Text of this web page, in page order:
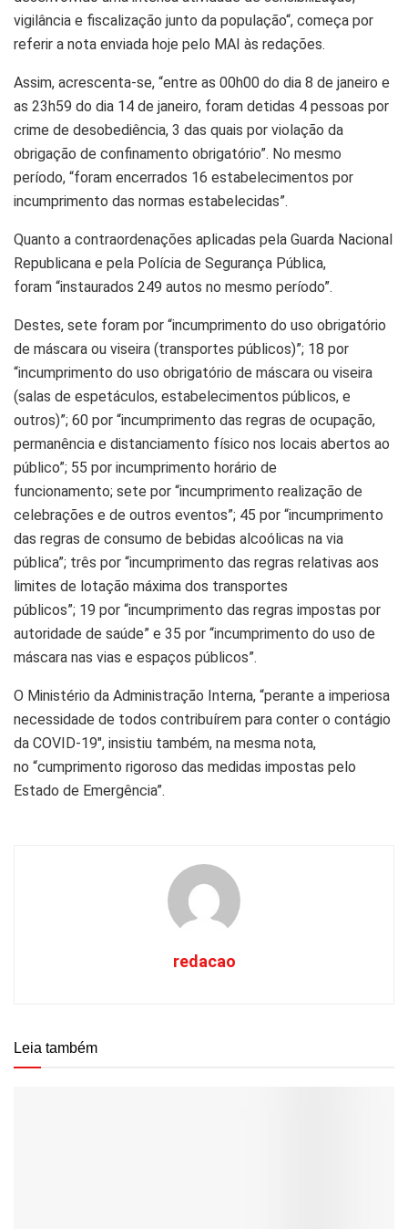
vigilância e fiscalização junto da população“, começa por
referir a nota enviada hoje pelo MAI às redações.
Assim, acrescenta-se, “entre as 00h00 do dia 8 de janeiro e
as 23h59 do dia 14 de janeiro, foram detidas 4 pessoas por
crime de desobediência, 3 das quais por violação da
obrigação de confinamento obrigatório”. No mesmo
período, “foram encerrados 16 estabelecimentos por
incumprimento das normas estabelecidas”.
Quanto a contraordenações aplicadas pela Guarda Nacional
Republicana e pela Polícia de Segurança Pública,
foram “instaurados 249 autos no mesmo período”.
Destes, sete foram por “incumprimento do uso obrigatório
de máscara ou viseira (transportes públicos)”; 18 por
“incumprimento do uso obrigatório de máscara ou viseira
(salas de espetáculos, estabelecimentos públicos, e
outros)”; 60 por “incumprimento das regras de ocupação,
permanência e distanciamento físico nos locais abertos ao
público”; 55 por incumprimento horário de
funcionamento; sete por “incumprimento realização de
celebrações e de outros eventos”; 45 por “incumprimento
das regras de consumo de bebidas alcoólicas na via
pública”; três por “incumprimento das regras relativas aos
limites de lotação máxima dos transportes
públicos”; 19 por “incumprimento das regras impostas por
autoridade de saúde” e 35 por “incumprimento do uso de
máscara nas vias e espaços públicos”.
O Ministério da Administração Interna, “perante a imperiosa
necessidade de todos contribuírem para conter o contágio
da COVID-19″, insistiu também, na mesma nota,
no “cumprimento rigoroso das medidas impostas pelo
Estado de Emergência”.
redacao
Leia também